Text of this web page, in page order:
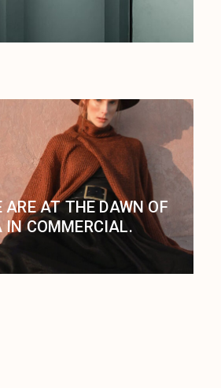
AT THE DAWN OF
IN COMMERCIAL.